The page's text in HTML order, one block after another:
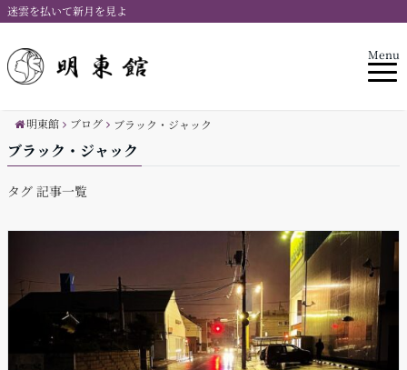
迷雲を払いて新月を見よ
Menu
明東館 ブログ ブラック・ジャック
ブラック・ジャック
タグ 記事一覧